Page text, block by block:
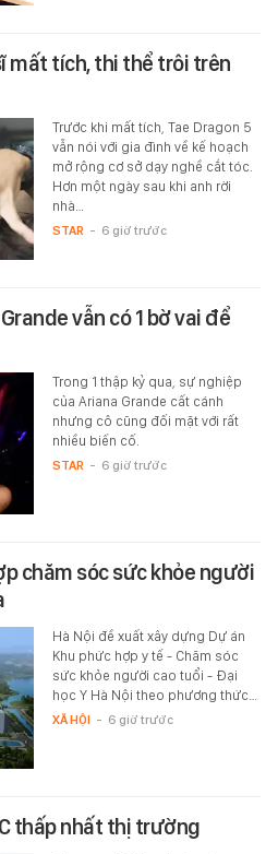
mất tích, thi thể trôi trên
Trước khi mất tích, Tae Dragon 5
vẫn nói với gia đình về kế hoạch
mở rộng cơ sở dạy nghề cắt tóc.
Hơn một ngày sau khi anh rời
nhà…
STAR - 6 giờ trước
vẫn có 1 bờ vai để
Trong 1 thập kỷ qua, sự nghiệp
của Ariana Grande cất cánh
nhưng cô cũng đối mặt với rất
nhiều biến cố.
STAR - 6 giờ trước
chăm sóc sức khỏe người
Hà Nội đề xuất xây dựng Dự án
Khu phức hợp y tế - Chăm sóc
sức khỏe người cao tuổi - Đại
học Y Hà Nội theo phương thức…
XÃ HỘI - 6 giờ trước
thấp nhất thị trường